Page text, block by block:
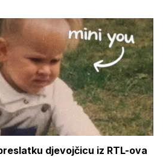
djevojčicu iz RTL-ova